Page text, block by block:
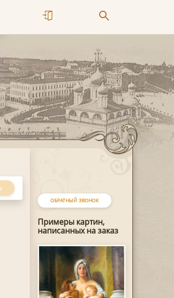
ОБРАТНЫЙ ЗВОНОК
Примеры картин,
написанных на заказ